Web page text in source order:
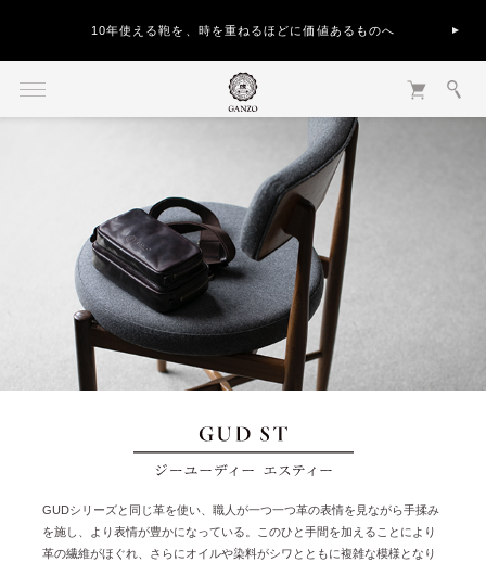
10年使える鞄を、時を重ねるほどに価値あるものへ
GUDシリーズと同じ革を使い、​職人が一つ一つ革の表情を見ながら手揉み
を施し、より表情が豊かになっている。このひと手間を加えることにより​
革の繊維がほぐれ、さらにオイルや染料がシワとともに複雑な模様となり